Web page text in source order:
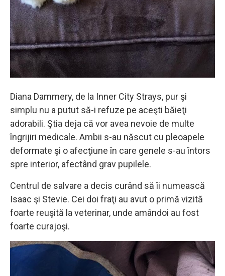
Diana Dammery, de la Inner City Strays, pur şi
simplu nu a putut să-i refuze pe aceşti băieţi
adorabili. Ştia deja că vor avea nevoie de multe
îngrijiri medicale. Ambii s-au născut cu pleoapele
deformate şi o afecţiune în care genele s-au întors
spre interior, afectând grav pupilele.
Centrul de salvare a decis curând să îi numească
Isaac şi Stevie. Cei doi fraţi au avut o primă vizită
foarte reuşită la veterinar, unde amândoi au fost
foarte curajoşi.